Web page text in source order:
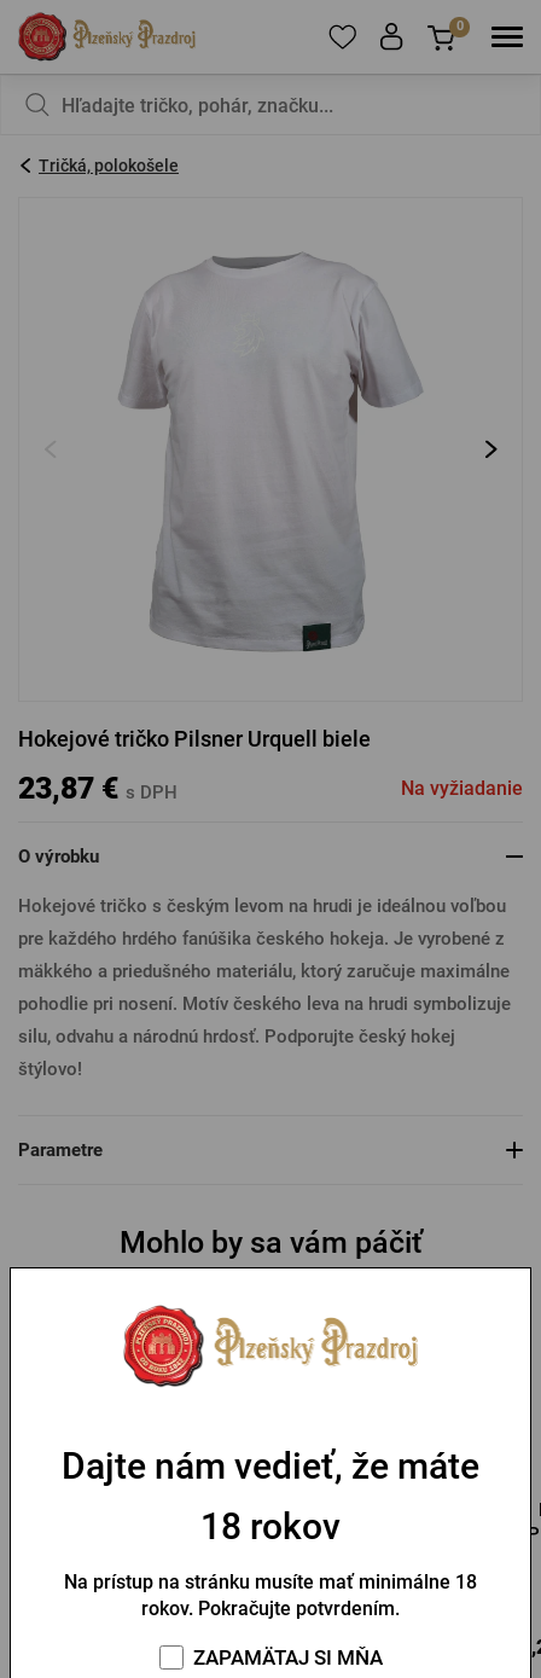
sa
0
Tričká, polokošele
Hokejové tričko Pilsner Urquell biele
23,87 € s DPH Na vyžiadanie
O výrobku
Hokejové tričko s českým levom na hrudi je ideálnou voľbou
pre každého hrdého fanúšika českého hokeja. Je vyrobené z
mäkkého a priedušného materiálu, ktorý zaručuje maximálne
pohodlie pri nosení. Motív českého leva na hrudi symbolizuje
silu, odvahu a národnú hrdosť. Podporujte český hokej
štýlovo!
Parametre
Mohlo by sa vám páčiť
Pánske tričko Pilsner
Na sklade > 10 ks
Kúpiť
logom a pečaťou čierne
Na sklade > 10 ks
23,04 €
Dajte nám vedieť, že máte
18 rokov
Na prístup na stránku musíte mať minimálne 18
rokov. Pokračujte potvrdením.
ZAPAMÄTAJ SI MŇA